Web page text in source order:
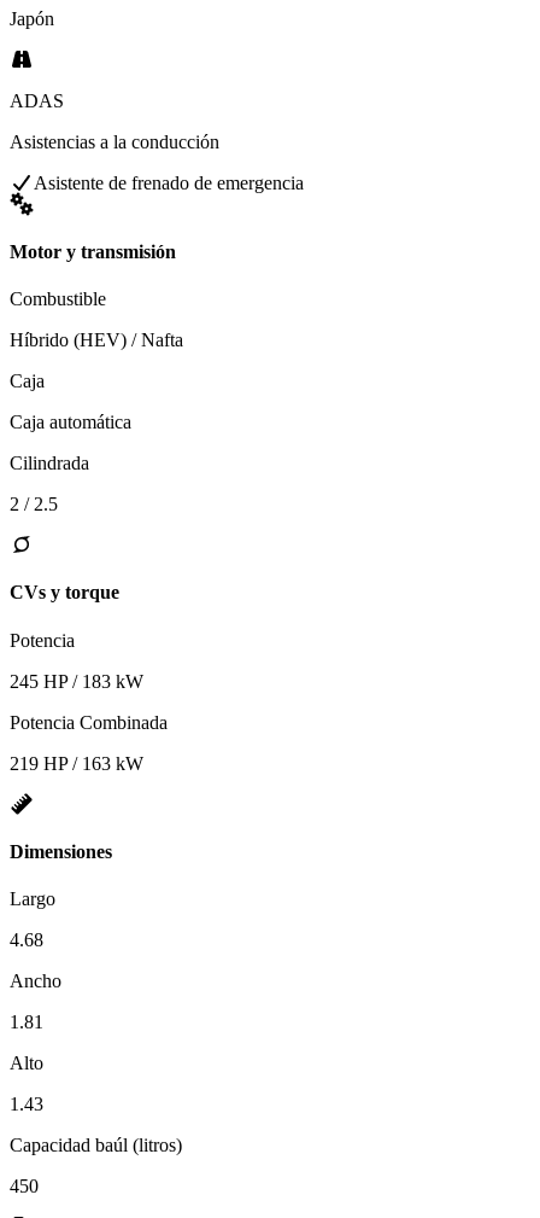
Japón
ADAS
Asistencias a la conducción
Asistente de frenado de emergencia
Motor y transmisión
Combustible
Híbrido (HEV) / Nafta
Caja
Caja automática
Cilindrada
2 / 2.5
CVs y torque
Potencia
245 HP / 183 kW
Potencia Combinada
219 HP / 163 kW
Dimensiones
Largo
4.68
Ancho
1.81
Alto
1.43
Capacidad baúl (litros)
450